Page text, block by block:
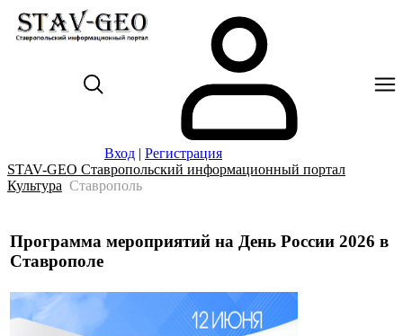
Вход | Регистрация
STAV-GEO Ставропольский информационный портал
Культура Ставрополь
Программа мероприятий на День России 2026 в
Ставрополе